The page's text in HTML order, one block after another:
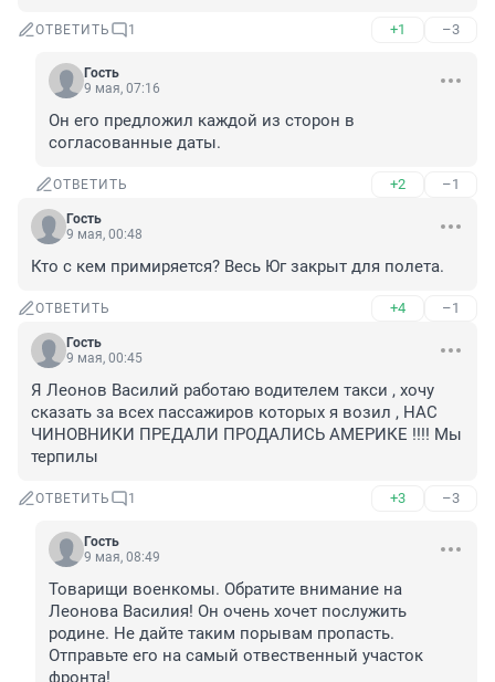
ОТВЕТИТЬ 1 +1 –3
Гость
9 мая, 07:16
Он его предложил каждой из сторон в
согласованные даты.
ОТВЕТИТЬ +2 –1
Гость
9 мая, 00:48
Кто с кем примиряется? Весь Юг закрыт для полета.
ОТВЕТИТЬ +4 –1
Гость
9 мая, 00:45
Я Леонов Василий работаю водителем такси , хочу
сказать за всех пассажиров которых я возил , НАС
ЧИНОВНИКИ ПРЕДАЛИ ПРОДАЛИСЬ АМЕРИКЕ !!!! Мы
терпилы
ОТВЕТИТЬ 1 +3 –3
Гость
9 мая, 08:49
Товарищи военкомы. Обратите внимание на
Леонова Василия! Он очень хочет послужить
родине. Не дайте таким порывам пропасть.
Отправьте его на самый отвественный участок
фронта!